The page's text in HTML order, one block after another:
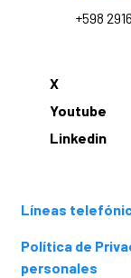
+598
X
Youtube
Linkedin
Líneas
Política de
personales